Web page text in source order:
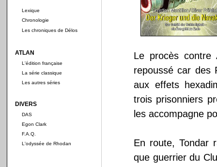
Lexique
Chronologie
Les chroniques de Délos
ATLAN
L'édition française
La série classique
Les autres séries
DIVERS
DAS
Egon Clark
F.A.Q.
L'odyssée de Rhodan
Le procès contre
repoussé car des
aux effets
trois prisonniers
les accompagne
En route, Tondar
que guerrier du